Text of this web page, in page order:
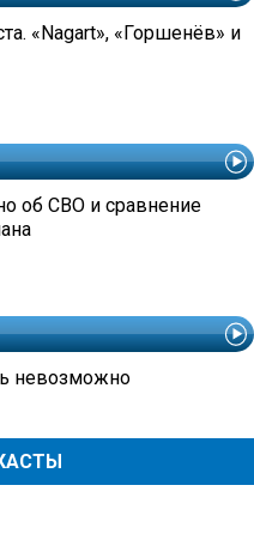
«Nagart», «Горшенёв» и
об СВО и сравнение
невозможно